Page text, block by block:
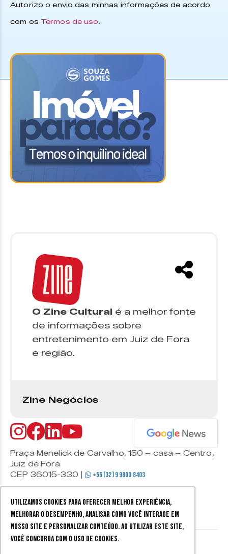
Utilizamos cookies para oferecer melhor experiência,
melhorar o desempenho, analisar como você interage em
nosso site e personalizar conteúdo. Ao utilizar este site,
você concorda com o uso de cookies.
Autorizo o envio das minhas informações de acordo
com os Termos de uso.
O Zine Cultural é a melhor fonte
de informações sobre
entretenimento em Juiz de Fora
e região.
Zine Negócios
Praça Menelick de Carvalho, 150 – casa – Centro,
Juiz de Fora
CEP 36015-330 |
+55 (32) 9 9800 8403